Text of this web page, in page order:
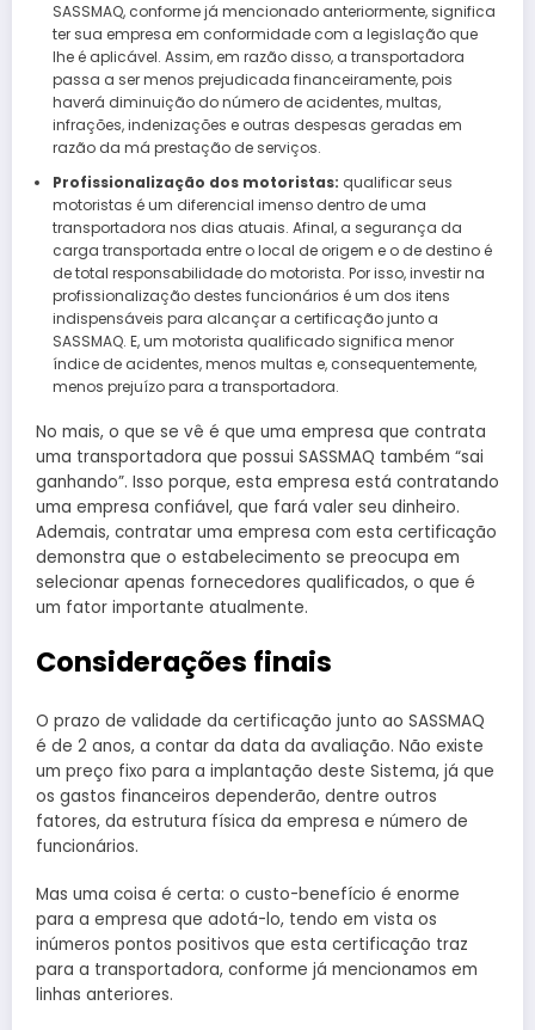
SASSMAQ, conforme já mencionado anteriormente, significa
ter sua empresa em conformidade com a legislação que
lhe é aplicável. Assim, em razão disso, a transportadora
passa a ser menos prejudicada financeiramente, pois
haverá diminuição do número de acidentes, multas,
infrações, indenizações e outras despesas geradas em
razão da má prestação de serviços.
Profissionalização dos motoristas: qualificar seus
motoristas é um diferencial imenso dentro de uma
transportadora nos dias atuais. Afinal, a segurança da
carga transportada entre o local de origem e o de destino é
de total responsabilidade do motorista. Por isso, investir na
profissionalização destes funcionários é um dos itens
indispensáveis para alcançar a certificação junto a
SASSMAQ. E, um motorista qualificado significa menor
índice de acidentes, menos multas e, consequentemente,
menos prejuízo para a transportadora.
No mais, o que se vê é que uma empresa que contrata
uma transportadora que possui SASSMAQ também “sai
ganhando”. Isso porque, esta empresa está contratando
uma empresa confiável, que fará valer seu dinheiro.
Ademais, contratar uma empresa com esta certificação
demonstra que o estabelecimento se preocupa em
selecionar apenas fornecedores qualificados, o que é
um fator importante atualmente.
Considerações finais
O prazo de validade da certificação junto ao SASSMAQ
é de 2 anos, a contar da data da avaliação. Não existe
um preço fixo para a implantação deste Sistema, já que
os gastos financeiros dependerão, dentre outros
fatores, da estrutura física da empresa e número de
funcionários.
Mas uma coisa é certa: o custo-benefício é enorme
para a empresa que adotá-lo, tendo em vista os
inúmeros pontos positivos que esta certificação traz
para a transportadora, conforme já mencionamos em
linhas anteriores.